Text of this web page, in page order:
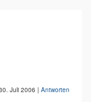
Juli 2006 | Antworten